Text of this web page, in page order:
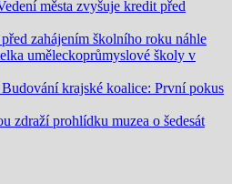
města zvyšuje kredit před
zahájením školního roku náhle
uměleckoprůmyslové školy v
krajské koalice: První pokus
zdraží prohlídku muzea o šedesát